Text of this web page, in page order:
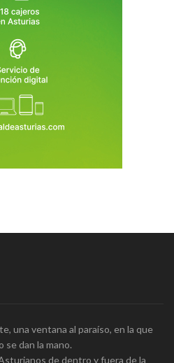
una ventana al paraíso, en la que
dan la mano.
de dentro y fuera de la